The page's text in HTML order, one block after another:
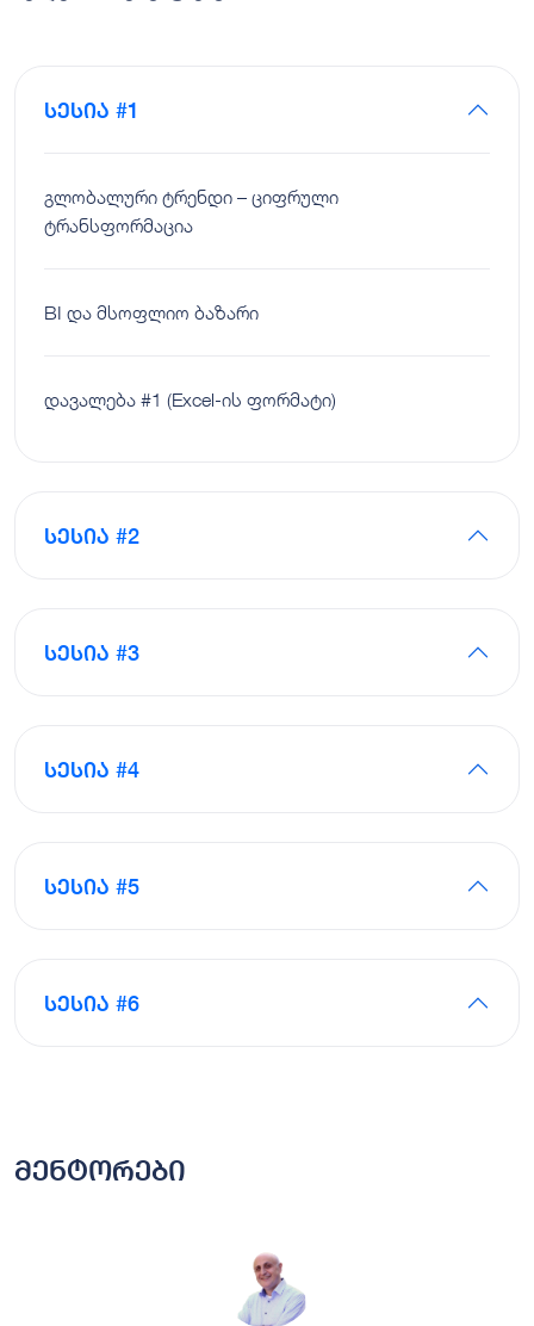
სესია #1
გლობალური ტრენდი – ციფრული
ტრანსფორმაცია
BI და მსოფლიო ბაზარი
დავალება #1 (Excel-ის ფორმატი)
სესია #2
სესია #3
სესია #4
სესია #5
სესია #6
მენტორები